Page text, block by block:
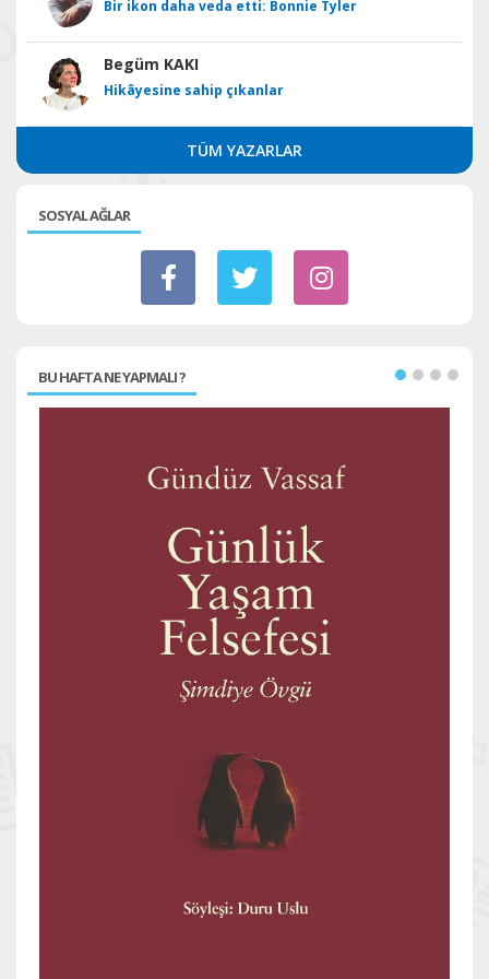
Bir ikon daha veda etti: Bonnie Tyler
Begüm KAKI
Hikâyesine sahip çıkanlar
TÜM YAZARLAR
SOSYAL AĞLAR
BU HAFTA NE YAPMALI ?